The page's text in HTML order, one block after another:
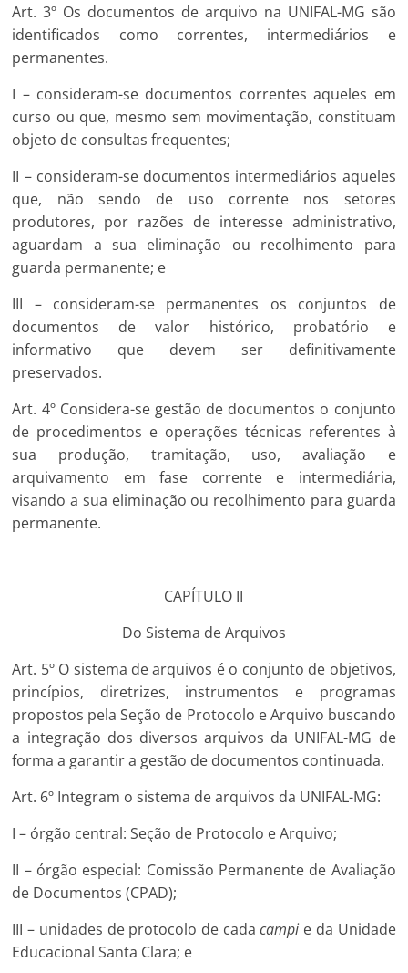
Art. 3º Os documentos de arquivo na UNIFAL-MG são
identificados como correntes, intermediários e
permanentes.
I – consideram-se documentos correntes aqueles em
curso ou que, mesmo sem movimentação, constituam
objeto de consultas frequentes;
II – consideram-se documentos intermediários aqueles
que, não sendo de uso corrente nos setores
produtores, por razões de interesse administrativo,
aguardam a sua eliminação ou recolhimento para
guarda permanente; e
III – consideram-se permanentes os conjuntos de
documentos de valor histórico, probatório e
informativo que devem ser definitivamente
preservados.
Art. 4º Considera-se gestão de documentos o conjunto
de procedimentos e operações técnicas referentes à
sua produção, tramitação, uso, avaliação e
arquivamento em fase corrente e intermediária,
visando a sua eliminação ou recolhimento para guarda
permanente.
CAPÍTULO II
Do Sistema de Arquivos
Art. 5º O sistema de arquivos é o conjunto de objetivos,
princípios, diretrizes, instrumentos e programas
propostos pela Seção de Protocolo e Arquivo buscando
a integração dos diversos arquivos da UNIFAL-MG de
forma a garantir a gestão de documentos continuada.
Art. 6º Integram o sistema de arquivos da UNIFAL-MG:
I – órgão central: Seção de Protocolo e Arquivo;
II – órgão especial: Comissão Permanente de Avaliação
de Documentos (CPAD);
III – unidades de protocolo de cadacampi e da Unidade
Educacional Santa Clara; e